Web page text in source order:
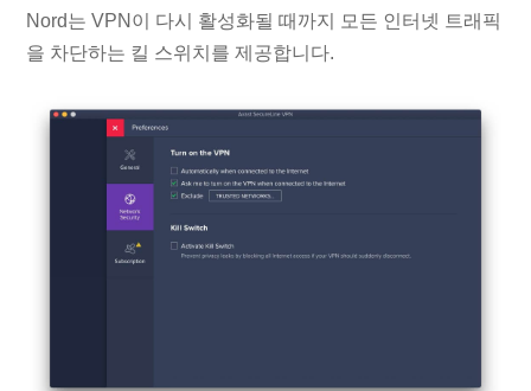
Nord는 VPN이 다시 활성화될 때까지 모든 인터넷 트래픽
을 차단하는 킬 스위치를 제공합니다.